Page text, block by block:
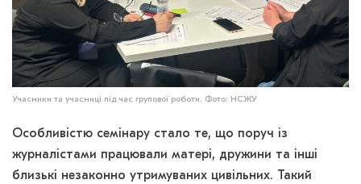
Учасники та учасниці під час групової роботи. Фото: НСЖУ
Особливістю семінару стало те, що поруч із
журналістами працювали матері, дружини та інші
близькі незаконно утримуваних цивільних. Такий